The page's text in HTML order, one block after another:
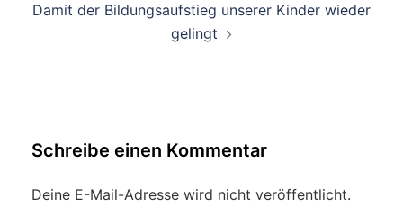
Damit der Bildungsaufstieg unserer Kinder wieder
gelingt
Schreibe einen Kommentar
Deine E-Mail-Adresse wird nicht veröffentlicht.